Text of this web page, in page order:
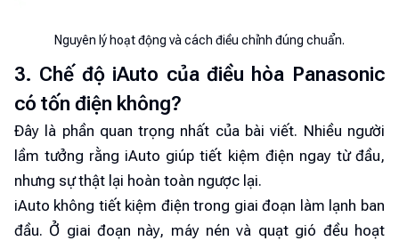
Nguyên lý hoạt động và cách điều chỉnh đúng chuẩn.
3. Chế độ iAuto của điều hòa Panasonic
có tốn điện không?
Đây là phần quan trọng nhất của bài viết. Nhiều người
lầm tưởng rằng iAuto giúp tiết kiệm điện ngay từ đầu,
nhưng sự thật lại hoàn toàn ngược lại.
iAuto không tiết kiệm điện trong giai đoạn làm lạnh ban
đầu. Ở giai đoạn này, máy nén và quạt gió đều hoạt